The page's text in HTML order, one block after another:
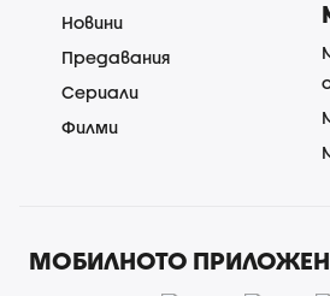
Новини
Предавания
Сериали
Филми
МОБИЛНОТО